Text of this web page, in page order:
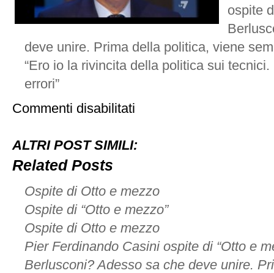
ospite
deve unire. Prima della politica, viene
“Ero io la rivincita della politica sui
errori”
Commenti disabilitati
e
ALTRI POST SIMILI:
Related Posts
Ospite di Otto e mezzo
Ospite di “Otto e mezzo”
Ospite di Otto e mezzo
Pier Ferdinando Casini ospite di “Otto e
Berlusconi? Adesso sa che deve unire.